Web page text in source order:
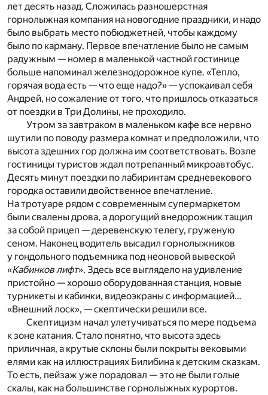
лет десять назад. Сложилась разношерстная
горнолыжная компания на новогодние праздники, и надо
было выбрать место побюджетней, чтобы каждому
было по карману. Первое впечатление было не самым
радужным — номер в маленькой частной гостинице
больше напоминал железнодорожное купе. «Тепло,
горячая вода есть — что еще надо?» — успокаивал себя
Андрей, но сожаление от того, что пришлось отказаться
от поездки в Три Долины, не проходило.
Утром за завтраком в маленьком кафе все нервно
шутили по поводу размера комнат и предположили, что
высота здешних гор должна им соответствовать. Возле
гостиницы туристов ждал потрепанный микроавтобус.
Десять минут поездки по лабиринтам средневекового
городка оставили двойственное впечатление.
На тротуаре рядом с современным супермаркетом
были свалены дрова, а дорогущий внедорожник тащил
за собой прицеп — деревенскую телегу, груженую
сеном. Наконец водитель высадил горнолыжников
у гондольного подъемника под неоновой вывеской
«Кабинков лифт». Здесь все выглядело на удивление
пристойно — хорошо оборудованная станция, новые
турникеты и кабинки, видеоэкраны с информацией…
«Внешний лоск», — скептически решили все.
Скептицизм начал улетучиваться по мере подъема
к зоне катания. Стало понятно, что высота здесь
приличная, а крутые склоны были покрыты вековыми
елями как на иллюстрациях Билибина к детским сказкам.
То есть, пейзаж уже порадовал — это не были голые
скалы, как на большинстве горнолыжных курортов.